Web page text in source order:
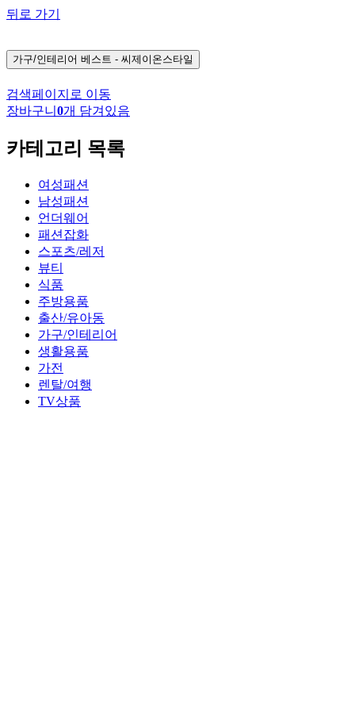
뒤로 가기
가구/인테리어 베스트 - 씨제이온스타일
검색페이지로 이동
장바구니 0개 담겨있음
카테고리 목록
여성패션
남성패션
언더웨어
패션잡화
스포츠/레저
뷰티
식품
주방용품
출산/유아동
가구/인테리어
생활용품
가전
렌탈/여행
TV상품